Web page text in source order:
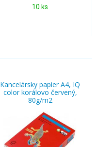
10 ks
Kancelársky papier A4, IQ
color korálovo červený,
80g/m2